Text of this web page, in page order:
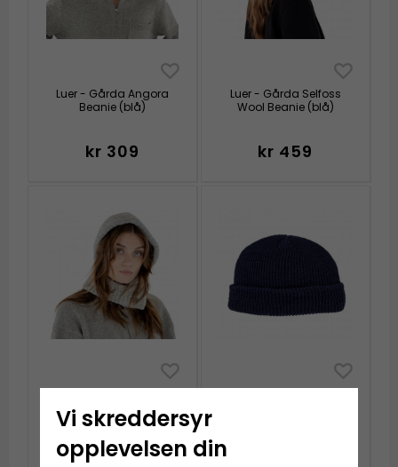
Luer - Gårda Angora
Beanie (blå)
kr 309
Luer - Gårda Selfoss
Wool Beanie (blå)
kr 459
Nivala Knitted
Balaclava (blå)
kr 309
Vi skreddersyr
opplevelsen din